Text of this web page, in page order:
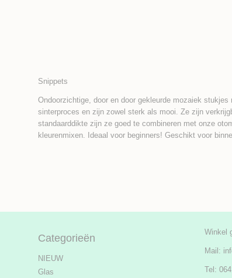
Snippets
Ondoorzichtige, door en door gekleurde mozaiek
sinterproces en zijn zowel sterk als mooi. Ze zijn
standaarddikte zijn ze goed te combineren met onze
kleurenmixen. Ideaal voor beginners! Geschikt voor
Categorieën
NIEUW
Glas
Winkel
Mail:
Tel: